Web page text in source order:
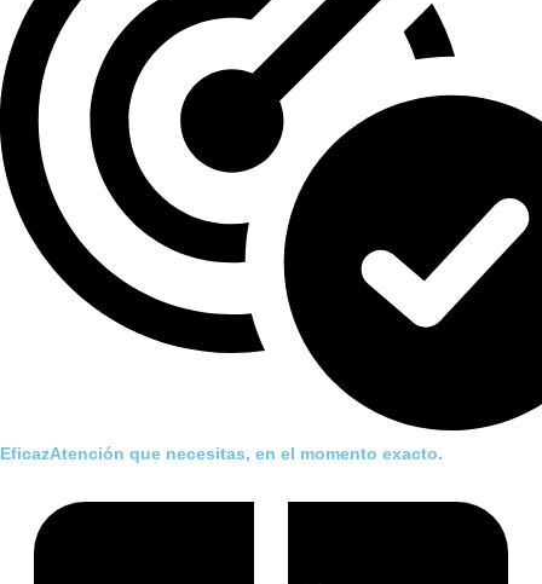
EficazAtención que necesitas, en el momento exacto.